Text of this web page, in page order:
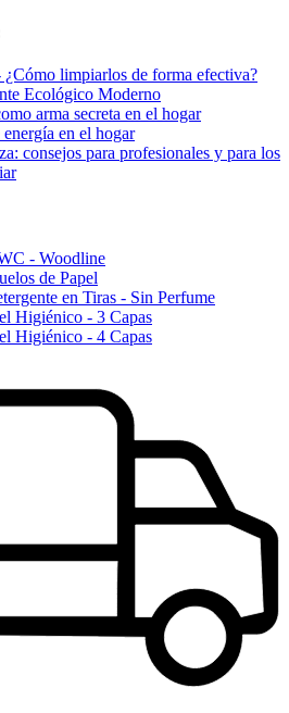
limpiarlos de forma efectiva?
Ecológico Moderno
arma secreta en el hogar
en el hogar
consejos para profesionales y para los
- Woodline
de Papel
en Tiras - Sin Perfume
Higiénico - 3 Capas
Higiénico - 4 Capas